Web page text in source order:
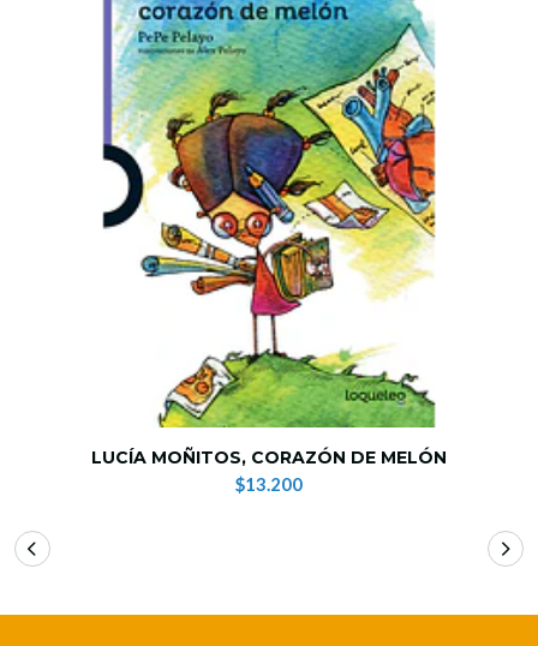
LUCÍA MOÑITOS, CORAZÓN DE MELÓN
$13.200